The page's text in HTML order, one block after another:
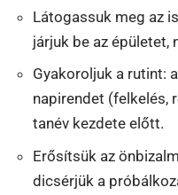
Látogassuk meg az
járjuk be az épületet,
Gyakoroljuk a rutint:
napirendet (felkelés,
tanév kezdete előtt.
Erősítsük az
dicsérjük a